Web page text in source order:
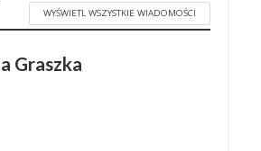
WYŚWIETL WSZYSTKIE WIADOMOŚCI
Graszka